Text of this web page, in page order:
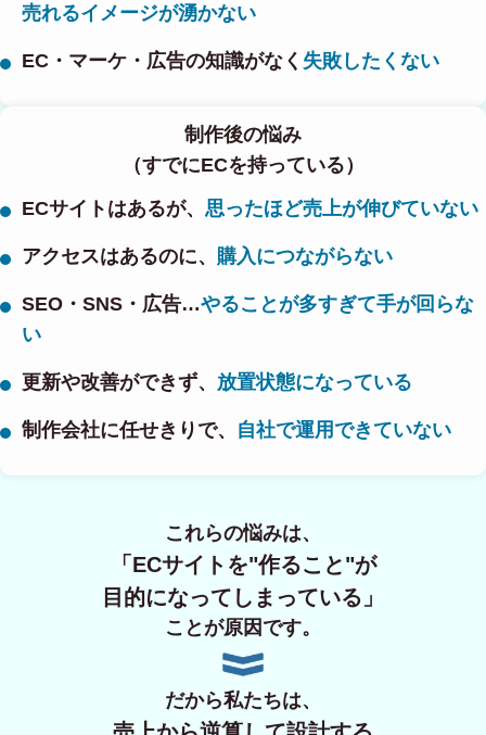
売れるイメージが湧かない
EC・マーケ・広告の知識がなく 失敗したくない
制作後の悩み
（すでにECを持っている）
ECサイトはあるが、 思ったほど売上が伸びていない
アクセスはあるのに、 購入につながらない
SEO・SNS・広告…やることが多すぎて手が回らな
い
更新や改善ができず、 放置状態になっている
制作会社に任せきりで、 自社で運用できていない
これらの悩みは、
「ECサイトを"作ること"が
目的になってしまっている」
ことが原因です。
だから私たちは、